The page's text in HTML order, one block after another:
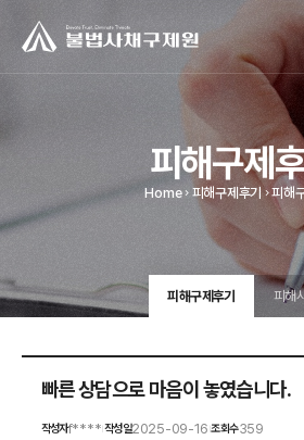
피해구제
Home 피해구제후기 피해
피해구제후기 피해
빠른 상담으로 마음이 놓였습니다.
작성자f**** 작성일2025-09-16 |조회수359